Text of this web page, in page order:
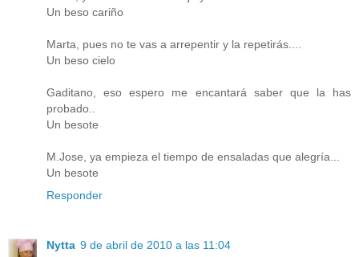
Un beso cariño
Marta, pues no te vas a arrepentir y la repetirás....
Un beso cielo
Gaditano, eso espero me encantará saber que la has
probado..
Un besote
M.Jose, ya empieza el tiempo de ensaladas que alegría...
Un besote
Responder
Nytta 9 de abril de 2010 a las 11:04